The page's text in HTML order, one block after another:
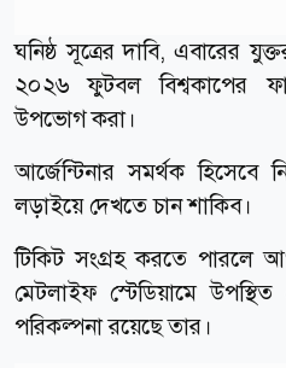
ঘনিষ্ঠ সূত্রের দাবি, এবারের
২০২৬ ফুটবল বিশ্বকাপের
উপভোগ করা।
আর্জেন্টিনার সমর্থক হিসেবে
লড়াইয়ে দেখতে চান শাকিব।
টিকিট সংগ্রহ করতে পারলে
মেটলাইফ স্টেডিয়ামে
পরিকল্পনা রয়েছে তার।